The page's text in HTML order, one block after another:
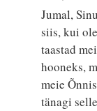
Jumal,
siis, kui
taastad
hooneks,
meie
tänagi